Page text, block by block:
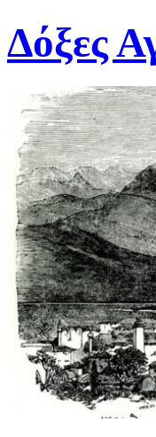
Μετάβαση
σε
περιεχόμενο
Δόξες